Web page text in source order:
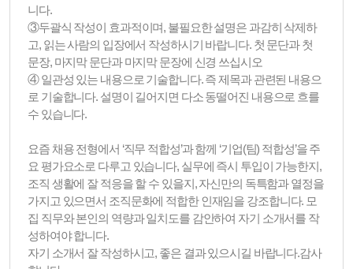
니다.
③두괄식 작성이 효과적이며, 불필요한 설명은 과감히 삭제하
고, 읽는 사람의 입장에서 작성하시기 바랍니다. 첫 문단과 첫
문장, 마지막 문단과 마지막 문장에 신경 쓰십시오
④ 일관성 있는 내용으로 기술합니다. 즉 제목과 관련된 내용으
로 기술합니다. 설명이 길어지면 다소 동떨어진 내용으로 흐를
수 있습니다.
요즘 채용 전형에서 ‘직무 적합성’과 함께 ‘기업(팀) 적합성’을 주
요 평가요소로 다루고 있습니다, 실무에 즉시 투입이 가능한지,
조직 생활에 잘 적응을 할 수 있을지, 자신만의 독특함과 열정을
가지고 있으면서 조직문화에 적합한 인재임을 강조합니다. 모
집 직무와 본인의 역량과 일치도를 감안하여 자기 소개서를 작
성하여야 합니다.
자기 소개서 잘 작성하시고, 좋은 결과 있으시길 바랍니다.감사